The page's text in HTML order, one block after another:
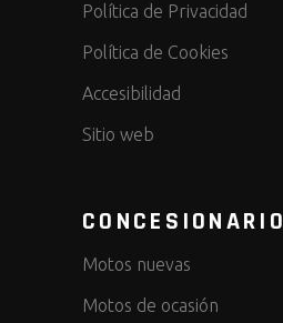
Política de Privacidad
Política de Cookies
Accesibilidad
Sitio web
CONCESIONARIO
Motos nuevas
Motos de ocasión